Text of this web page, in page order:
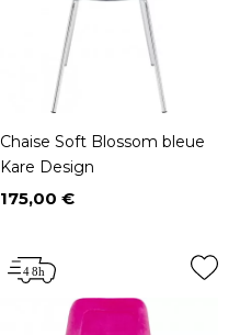
Chaise Soft Blossom bleue
Kare Design
Prix
175,00 €